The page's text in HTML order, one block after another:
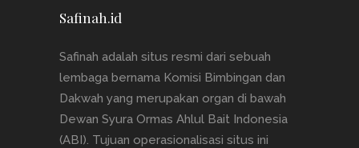
Safinah.id
Safinah adalah situs resmi dari sebuah
lembaga bernama Komisi Bimbingan dan
Dakwah yang merupakan organ di bawah
Dewan Syura Ormas Ahlul Bait Indonesia
(ABI). Tujuan operasionalisasi situs ini